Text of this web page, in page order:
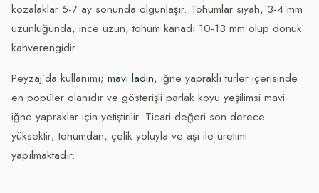
kozalaklar 5-7 ay sonunda olgunlaşır. Tohumlar siyah, 3-4 mm
uzunluğunda, ince uzun, tohum kanadı 10-13 mm olup donuk
kahverengidir.
Peyzaj’da kullanımı; mavi ladin, iğne yapraklı türler içerisinde
en popüler olanıdır ve gösterişli parlak koyu yeşilimsi mavi
iğne yapraklar için yetiştirilir. Ticari değeri son derece
yüksektir; tohumdan, çelik yoluyla ve aşı ile üretimi
yapılmaktadır.